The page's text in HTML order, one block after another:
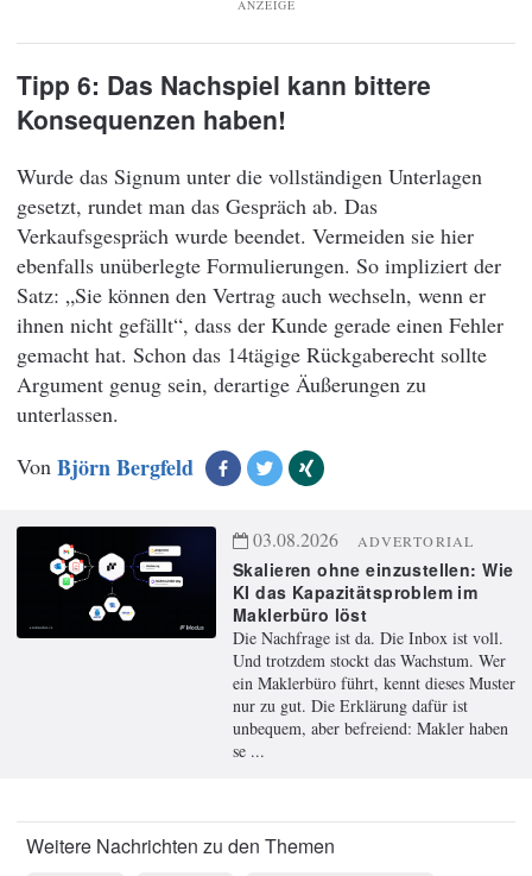
ANZEIGE
Tipp 6: Das Nachspiel kann bittere
Konsequenzen haben!
Wurde das Signum unter die vollständigen Unterlagen
gesetzt, rundet man das Gespräch ab. Das
Verkaufsgespräch wurde beendet. Vermeiden sie hier
ebenfalls unüberlegte Formulierungen. So impliziert der
Satz: „Sie können den Vertrag auch wechseln, wenn er
ihnen nicht gefällt“, dass der Kunde gerade einen Fehler
gemacht hat. Schon das 14tägige Rückgaberecht sollte
Argument genug sein, derartige Äußerungen zu
unterlassen.
Von Björn Bergfeld
03.08.2026 ADVERTORIAL
Skalieren ohne einzustellen: Wie
KI das Kapazitätsproblem im
Maklerbüro löst
Die Nachfrage ist da. Die Inbox ist voll.
Und trotzdem stockt das Wachstum. Wer
ein Maklerbüro führt, kennt dieses Muster
nur zu gut. Die Erklärung dafür ist
unbequem, aber befreiend: Makler haben
se ...